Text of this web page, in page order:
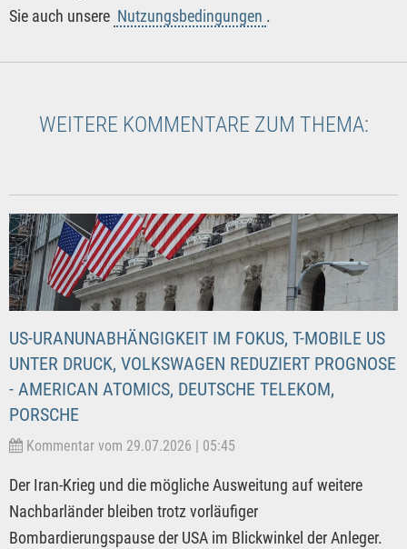
Sie auch unsere Nutzungsbedingungen .
WEITERE KOMMENTARE ZUM THEMA:
US-URANUNABHÄNGIGKEIT IM FOKUS, T-MOBILE US
UNTER DRUCK, VOLKSWAGEN REDUZIERT PROGNOSE
- AMERICAN ATOMICS, DEUTSCHE TELEKOM,
PORSCHE
Kommentar vom 29.07.2026 | 05:45
Der Iran-Krieg und die mögliche Ausweitung auf weitere
Nachbarländer bleiben trotz vorläufiger
Bombardierungspause der USA im Blickwinkel der Anleger.